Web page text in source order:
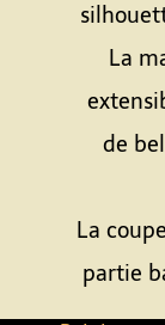
La
de
La
partie